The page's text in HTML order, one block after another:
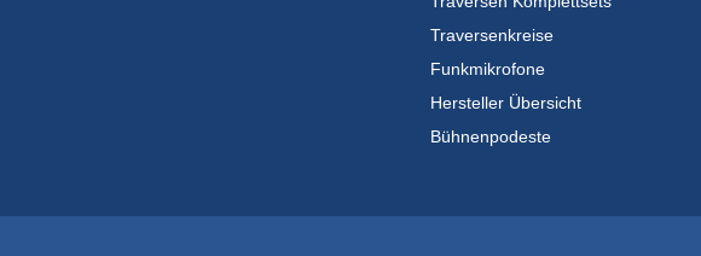
Traversenkreise
Funkmikrofone
Hersteller Übersicht
Bühnenpodeste